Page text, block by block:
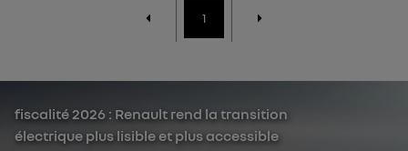
1
fiscalité 2026 : Renault rend la transition
électrique plus lisible et plus accessible